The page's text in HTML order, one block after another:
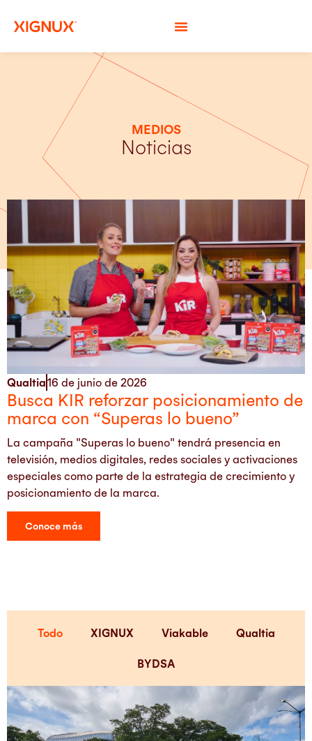
MEDIOS
Noticias
Qualtia16 de junio de 2026
Busca KIR reforzar posicionamiento de
marca con “Superas lo bueno”
La campaña "Superas lo bueno" tendrá presencia en
televisión, medios digitales, redes sociales y activaciones
especiales como parte de la estrategia de crecimiento y
posicionamiento de la marca.
Conoce más
BYDSA
Qualtia
Viakable
XIGNUX
Todo